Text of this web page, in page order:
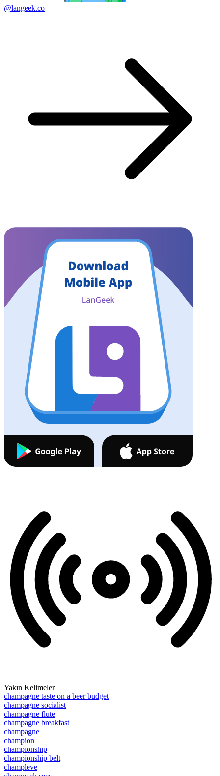
@langeek.co
Yakın Kelimeler
champagne taste on a beer budget
champagne socialist
champagne flute
champagne breakfast
champagne
champion
championship
championship belt
champleve